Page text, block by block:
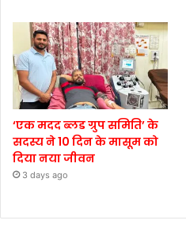
‘एक मदद ब्लड ग्रुप समिति’ के
सदस्य ने 10 दिन के मासूम को
दिया नया जीवन
3 days ago